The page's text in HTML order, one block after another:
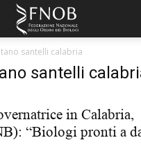
santelli calabria
santelli
in Calabria,
“Biologi pronti a